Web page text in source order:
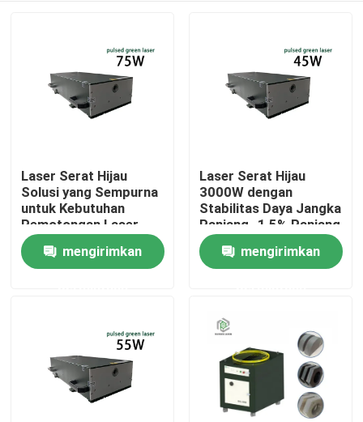
Rumah
Pertunjukan VR
Laser Serat Hijau
Solusi yang Sempurna
untuk Kebutuhan
Pemotongan Laser
Bisnis Anda
mengirimkan
Laser Serat Hijau
3000W dengan
Stabilitas Daya Jangka
Panjang -1,5% Panjang
Gelombang 1064nm
untuk Pabrik
Manufaktur
mengirimkan